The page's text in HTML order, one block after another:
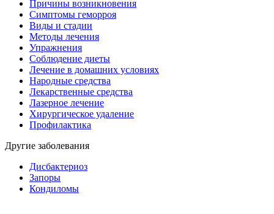
Причины возникновения
Симптомы геморроя
Виды и стадии
Методы лечения
Упражнения
Соблюдение диеты
Лечение в домашних условиях
Народные средства
Лекарственные средства
Лазерное лечение
Хирургическое удаление
Профилактика
Другие заболевания
Дисбактериоз
Запоры
Кондиломы